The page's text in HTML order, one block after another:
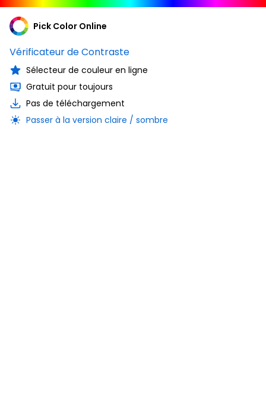
Pick Color Online
Vérificateur de Contraste
Sélecteur de couleur en ligne
Gratuit pour toujours
Pas de téléchargement
Passer à la version claire / sombre